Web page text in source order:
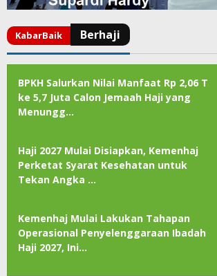
BPKH Salurkan Nilai Manfaat Rp 2,06 T
ke 5,7 Juta Calon Jemaah Haji yang
Menungg…
Haji 2027 Mulai Disiapkan, Kemenhaj
Perketat Syarat Kesehatan untuk
Tekan Angka …
Kemenhaj Mulai Lakukan Tahapan
Operasional Penyelenggaraan Ibadah
Haji 2027, Ini…